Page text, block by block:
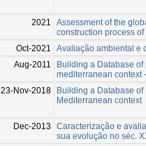
2021
Assessment of the
construction process
Oct-2021
Avaliação ambiental e
Aug-2011
Building a Database
mediterranean context
23-Nov-2018
Building a Database
Mediterranean context
Dec-2013
Caracterização e
sua evolução no séc.